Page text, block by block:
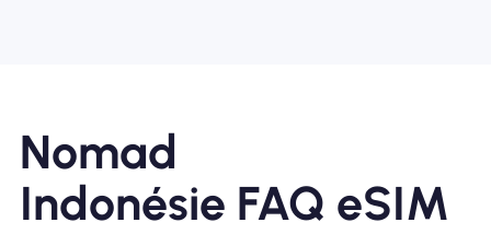
Nomad
Indonésie FAQ eSIM